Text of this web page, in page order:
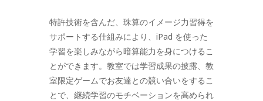
特許技術を含んだ、珠算のイメージ力習得を
サポートする仕組みにより、iPad を使った
学習を楽しみながら暗算能力を身につけるこ
とができます。教室では学習成果の披露、教
室限定ゲームでお友達との競い合いをするこ
とで、継続学習のモチベーションを高められ